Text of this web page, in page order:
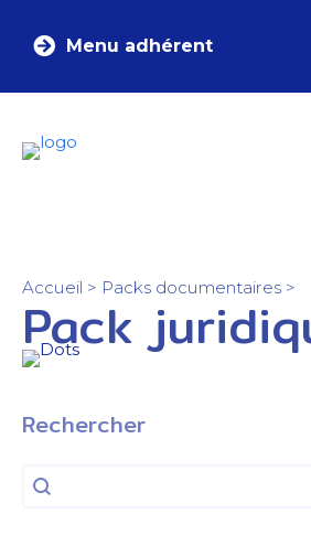
Menu adhérent
Accueil > Packs documentaires >
Pack
Rechercher
Rechercher
Rechercher